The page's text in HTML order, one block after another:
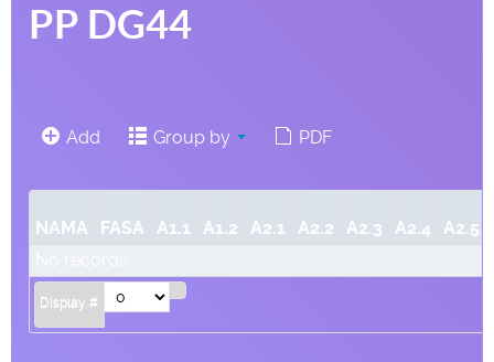
PP DG44
Add Group by PDF
NAMA FASA A1.1 A1.2 A2.1 A2.2 A2.3 A2.4 A2.5
Display #